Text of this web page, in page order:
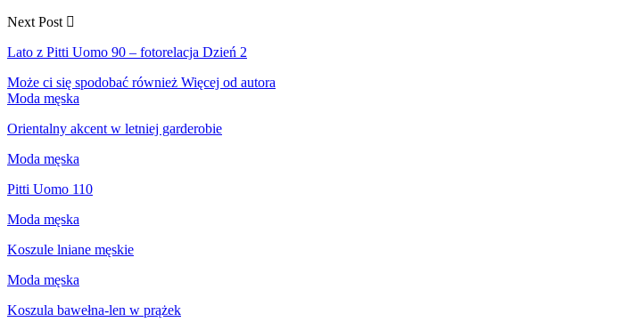
Next Post
Lato z Pitti Uomo 90 – fotorelacja Dzień 2
Może ci się spodobać również Więcej od autora
Moda męska
Orientalny akcent w letniej garderobie
Moda męska
Pitti Uomo 110
Moda męska
Koszule lniane męskie
Moda męska
Koszula bawełna-len w prążek